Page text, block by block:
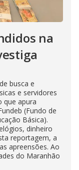
na
busca e
e servidores
que apura
(Fundo de
Básica).
dinheiro
reportagem, a
apreensões. Ao
do Maranhão